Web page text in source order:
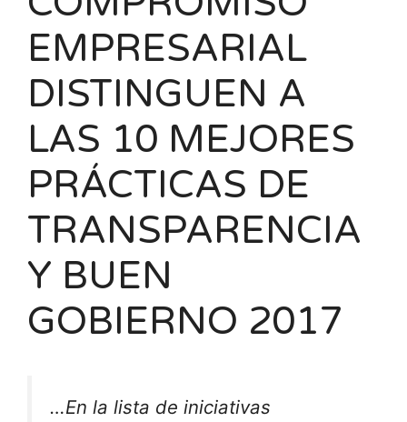
EMPRESARIAL
DISTINGUEN A
LAS 10 MEJORES
PRÁCTICAS DE
TRANSPARENCIA
Y BUEN
GOBIERNO 2017
…En la lista de iniciativas